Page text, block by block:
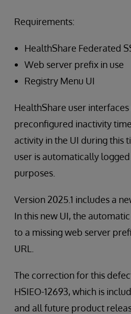
Requirements:
HealthShare Federated
Web server prefix in use
Registry Menu UI
HealthShare user interfaces
preconfigured inactivity
activity in the UI during this
user is automatically
purposes.
Version 2025.1 includes a
In this new UI, the
to a missing web server
URL.
The correction for this
HSIEO-12693, which is
and all future product